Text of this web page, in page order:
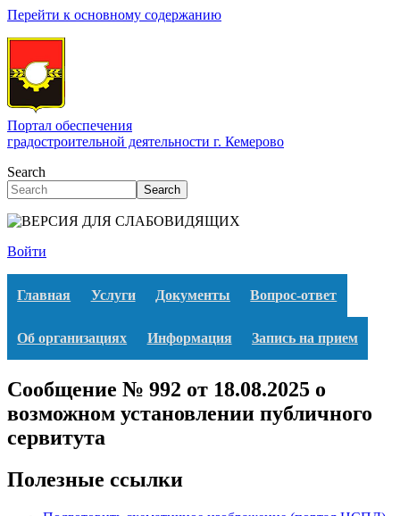
Перейти к основному содержанию
Портал обеспечения
градостроительной деятельности г. Кемерово
Search
Search
Войти
Главная Услуги Документы Вопрос-ответ
Об организациях Информация Запись на прием
Сообщение № 992 от 18.08.2025 о
возможном установлении публичного
сервитута
Полезные ссылки